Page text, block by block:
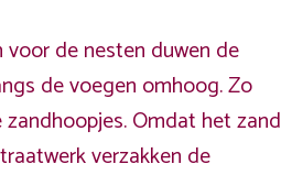
de nesten duwen de
de voegen omhoog. Zo
Omdat het zand
verzakken de